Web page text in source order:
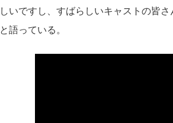
しいですし、すばらしいキャストの皆
と語っている。